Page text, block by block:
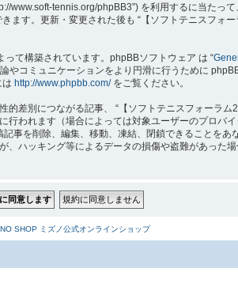
www.soft-tennis.org/phpBB3”) を利用するに当た
す。更新・変更された後も “【ソフトテニスフォ
って構築されています。phpBBソフトウェア は “
やコミュニケーションをより円滑に行うために
http://www.phpbb.com/をご覧ください。
差別につながる記事、 “【ソフトテニスフォーラ
われます（場合によっては対象ユーザーのプロバ
事を削除、編集、移動、凍結、閉鎖できることを
ハッキング等によるデータの損傷や盗難があった